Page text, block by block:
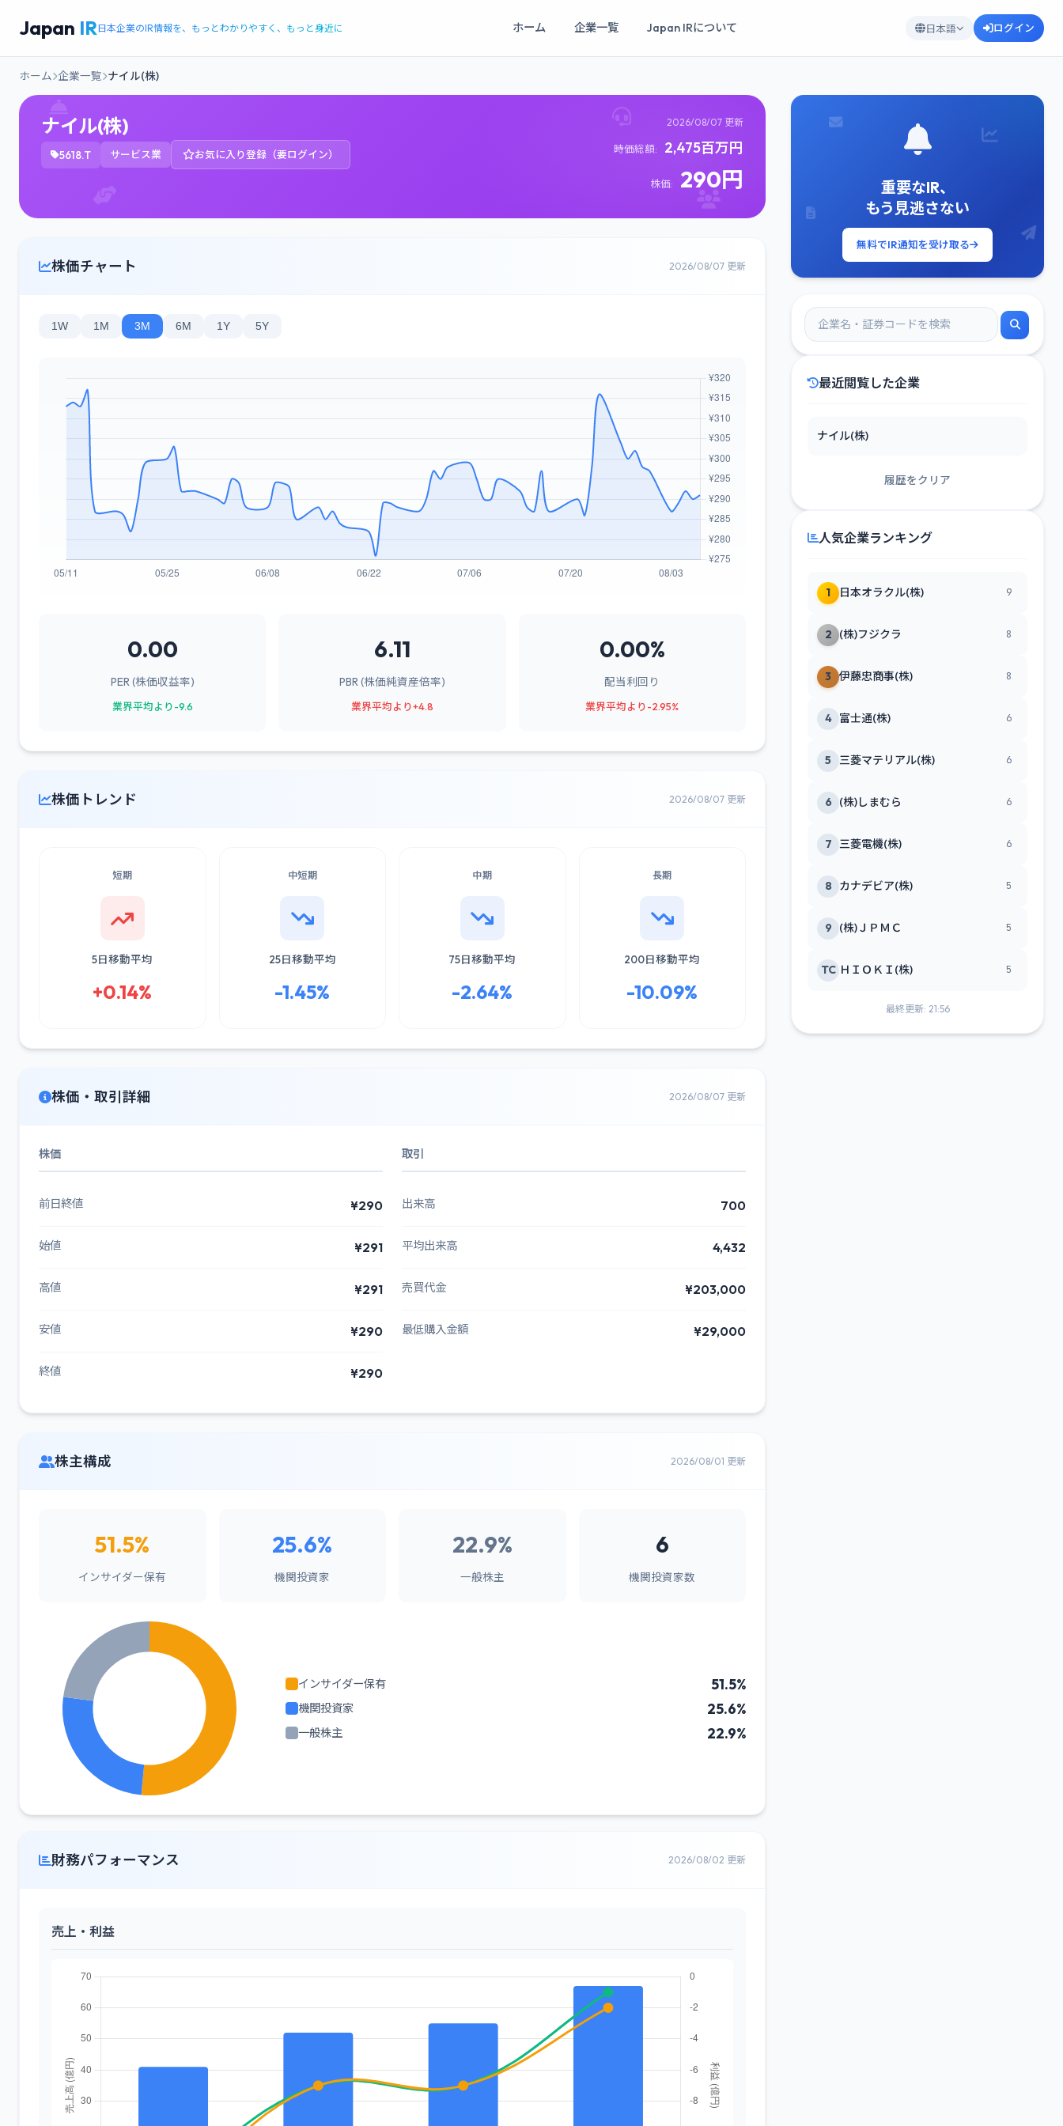
Japan IR日本企業のIR情報を、もっとわかりやすく、もっと身近に ホーム 企業一覧 Japan IRについて 日本語 ログイン
ホーム 企業一覧 ナイル(株)
ナイル(株)
5618.T サービス業 お気に入り登録（要ログイン）
2026/08/07 更新
時価総額: 2,475百万円
株価: 290円
株価チャート 2026/08/07 更新
1W 1M 3M 6M 1Y 5Y
0.00
PER (株価収益率)
業界平均より-9.6
6.11
PBR (株価純資産倍率)
業界平均より+4.8
0.00%
配当利回り
業界平均より-2.95%
株価トレンド 2026/08/07 更新
短期
5日移動平均
+0.14%
中短期
25日移動平均
-1.45%
中期
75日移動平均
-2.64%
長期
200日移動平均
-10.09%
株価・取引詳細 2026/08/07 更新
株価
前日終値 ¥290
始値 ¥291
高値 ¥291
安値 ¥290
終値 ¥290
取引
出来高 700
平均出来高 4,432
売買代金 ¥203,000
最低購入金額 ¥29,000
株主構成 2026/08/01 更新
51.5%
インサイダー保有
25.6%
機関投資家
22.9%
一般株主
6
機関投資家数
インサイダー保有 51.5%
機関投資家 25.6%
一般株主 22.9%
財務パフォーマンス 2026/08/02 更新
売上・利益
重要なIR、
もう見逃さない
無料でIR通知を受け取る
最近閲覧した企業
ナイル(株)
履歴をクリア
人気企業ランキング
1 日本オラクル(株) 9
2 (株)フジクラ 8
3 伊藤忠商事(株) 8
4 富士通(株) 6
5 三菱マテリアル(株) 6
6 (株)しまむら 6
7 三菱電機(株) 6
8 カナデビア(株) 5
9 (株)ＪＰＭＣ 5
TC ＨＩＯＫＩ(株) 5
最終更新: 21:56